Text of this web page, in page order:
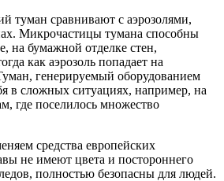
туман сравнивают с аэрозолями,
Микрочастицы тумана способны
на бумажной отделке стен,
как аэрозоль попадает на
генерируемый оборудованием
в сложных ситуациях, например, на
где поселилось множество
средства европейских
не имеют цвета и постороннего
полностью безопасны для людей.